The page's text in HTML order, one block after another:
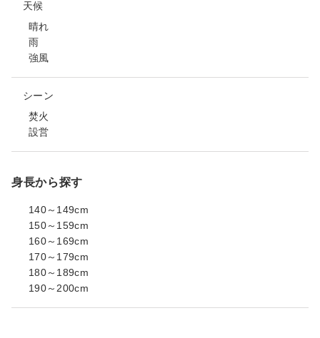
天候
晴れ
雨
強風
シーン
焚火
設営
身長から探す
140～149cm
150～159cm
160～169cm
170～179cm
180～189cm
190～200cm